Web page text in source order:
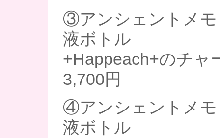
③アンシェントメモ
液ボトル
+Happeach+のチャ
3,700円
④アンシェントメモ
液ボトル